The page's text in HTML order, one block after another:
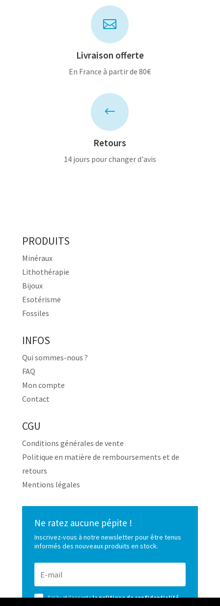

Livraison offerte
En France à partir de 80€
#
Retours
14 jours pour changer d'avis
PRODUITS
Minéraux
Lithothérapie
Bijoux
Esotérisme
Fossiles
INFOS
Qui sommes-nous ?
FAQ
Mon compte
Contact
CGU
Conditions générales de vente
Politique en matière de remboursements et de
retours
Mentions légales
Ne ratez aucune pépite !
Inscrivez-vous à notre newsletter pour être tenus
informés des nouveaux produits en stock.
J'ai lu et j'acceptela politique de confidentialité